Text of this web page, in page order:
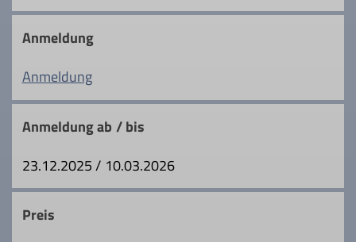
0172 9332485
marc-oliver.otto@dav-rosenheim.de
Anmeldung
Anmeldung
Anmeldung ab / bis
23.12.2025 / 10.03.2026
Preis